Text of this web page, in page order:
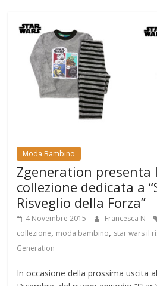
Moda Bambino
Zgeneration presenta
collezione dedicata a
Risveglio della Forza”
4 Novembre 2015 Francesca N
collezione, moda bambino, star wars il
Generation
In occasione della prossima uscita